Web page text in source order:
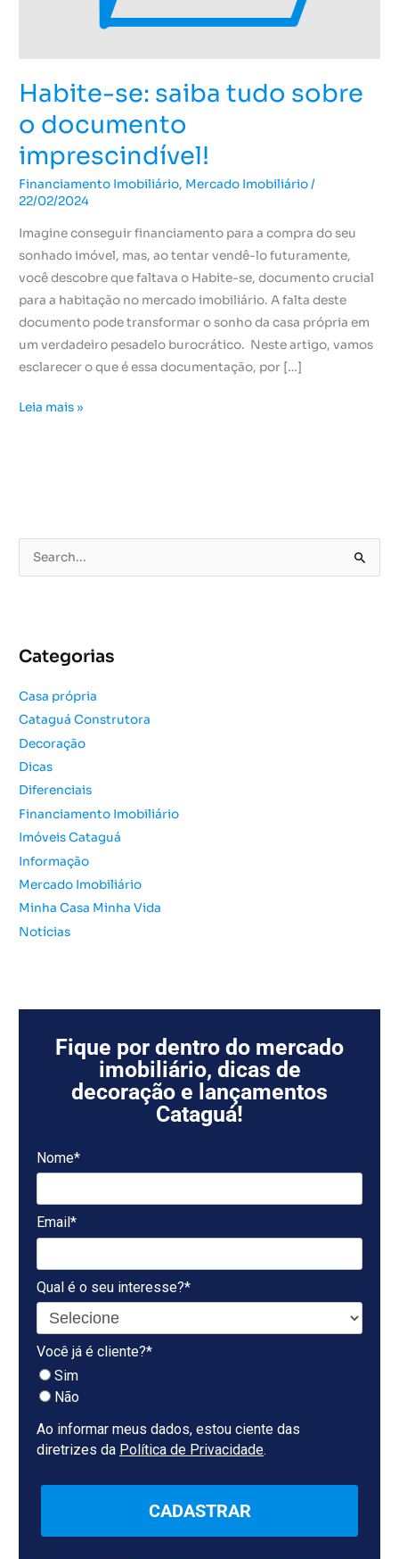
Habite-se: saiba tudo sobre
o documento
imprescindível!
Financiamento Imobiliário, Mercado Imobiliário/
22/02/2024
Imagine conseguir financiamento para a compra do seu
sonhado imóvel, mas, ao tentar vendê-lo futuramente,
você descobre que faltava o Habite-se, documento crucial
para a habitação no mercado imobiliário. A falta deste
documento pode transformar o sonho da casa própria em
um verdadeiro pesadelo burocrático. Neste artigo, vamos
esclarecer o que é essa documentação, por […]
Leia mais »
e
i
a
r
p
o
r
Categorias
Casa própria
Cataguá Construtora
Decoração
Dicas
Diferenciais
Financiamento Imobiliário
Imóveis Cataguá
Informação
Mercado Imobiliário
Minha Casa Minha Vida
Notícias
Fique por dentro do mercado
imobiliário, dicas de
decoração e lançamentos
Cataguá!
Nome*
Email*
Qual é o seu interesse?*
Você já é cliente?*
Sim
Não
Ao informar meus dados, estou ciente das
diretrizes da Política de Privacidade.
CADASTRAR